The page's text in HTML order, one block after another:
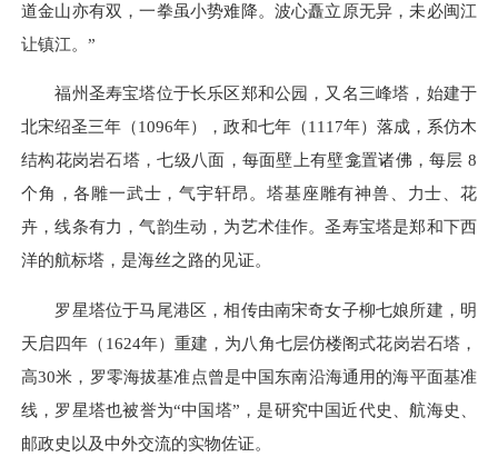
道金山亦有双，一拳虽小势难降。波心矗立原无异，未必闽江
让镇江。”
福州圣寿宝塔位于长乐区郑和公园，又名三峰塔，始建于
北宋绍圣三年（1096年），政和七年（1117年）落成，系仿木
结构花岗岩石塔，七级八面，每面壁上有壁龛置诸佛，每层 8
个角，各雕一武士，气宇轩昂。塔基座雕有神兽、力士、花
卉，线条有力，气韵生动，为艺术佳作。圣寿宝塔是郑和下西
洋的航标塔，是海丝之路的见证。
罗星塔位于马尾港区，相传由南宋奇女子柳七娘所建，明
天启四年（1624年）重建，为八角七层仿楼阁式花岗岩石塔，
高30米，罗零海拔基准点曾是中国东南沿海通用的海平面基准
线，罗星塔也被誉为“中国塔”，是研究中国近代史、航海史、
邮政史以及中外交流的实物佐证。